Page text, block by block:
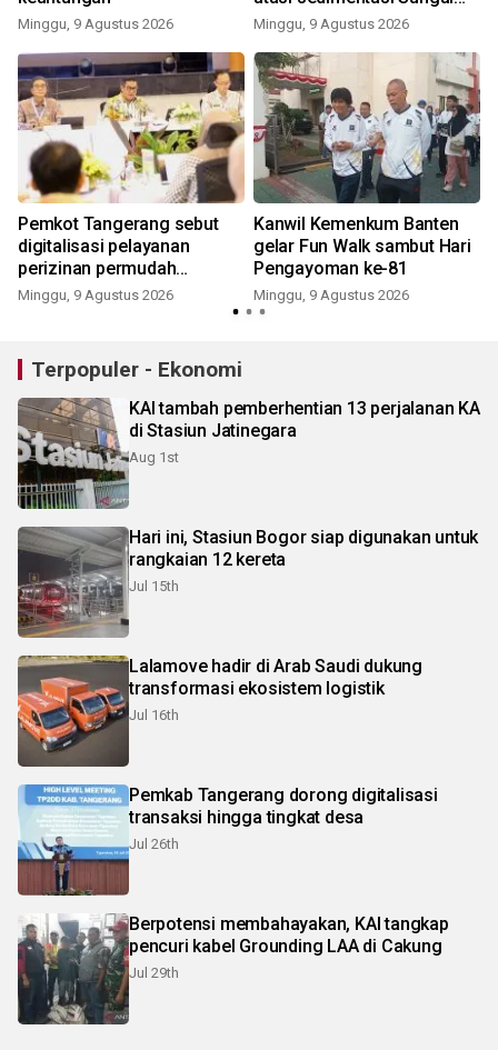
Minggu, 9 Agustus 2026
Cisadane
Minggu, 9 Agustus 2026
Pemkot Tangerang sebut
digitalisasi pelayanan
perizinan permudah
investasi
Minggu, 9 Agustus 2026
Kanwil Kemenkum Banten
gelar Fun Walk sambut Hari
Pengayoman ke-81
Minggu, 9 Agustus 2026
Terpopuler - Ekonomi
KAI tambah pemberhentian 13 perjalanan KA
di Stasiun Jatinegara
Aug 1st
Hari ini, Stasiun Bogor siap digunakan untuk
rangkaian 12 kereta
Jul 15th
Lalamove hadir di Arab Saudi dukung
transformasi ekosistem logistik
Jul 16th
Pemkab Tangerang dorong digitalisasi
transaksi hingga tingkat desa
Jul 26th
Berpotensi membahayakan, KAI tangkap
pencuri kabel Grounding LAA di Cakung
Jul 29th